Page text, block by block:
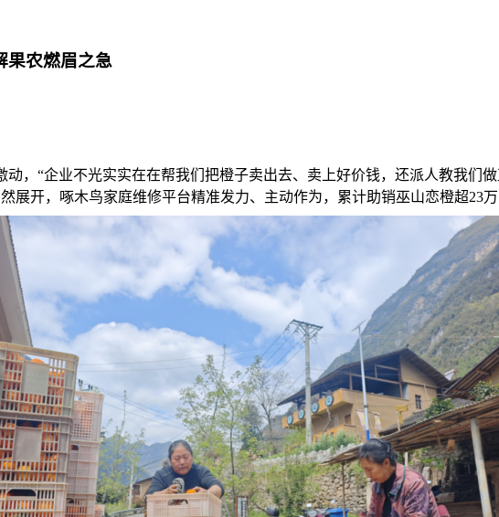
果农燃眉之急
，“企业不光实实在在帮我们把橙子卖出去、卖上好价钱，还派人教我们
开，啄木鸟家庭维修平台精准发力、主动作为，累计助销巫山恋橙超23万